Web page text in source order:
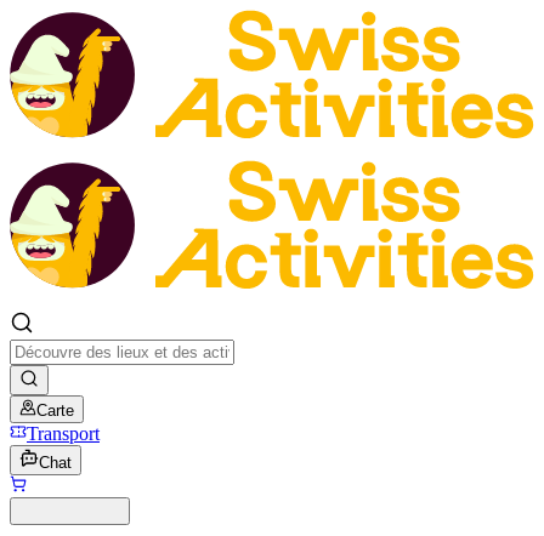
Carte
Transport
Chat